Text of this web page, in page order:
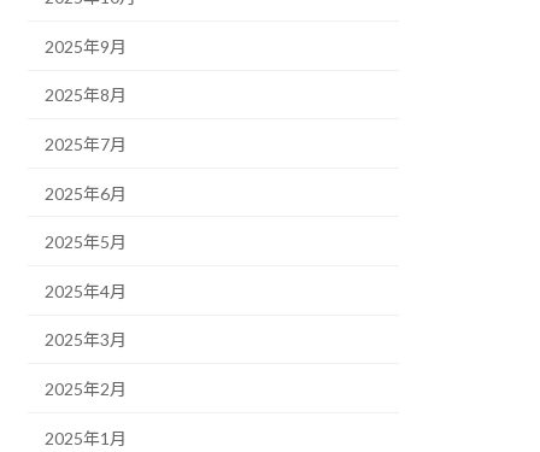
2025年9月
2025年8月
2025年7月
2025年6月
2025年5月
2025年4月
2025年3月
2025年2月
2025年1月